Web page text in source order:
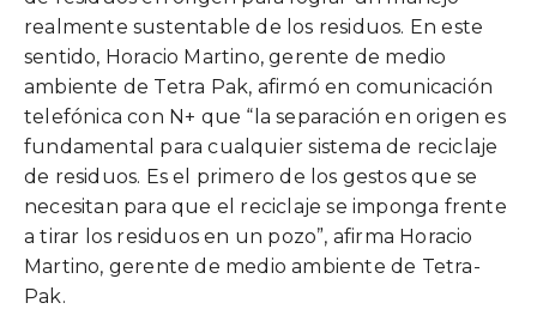
realmente sustentable de los residuos. En este
sentido, Horacio Martino, gerente de medio
ambiente de Tetra Pak, afirmó en comunicación
telefónica con N+ que “la separación en origen es
fundamental para cualquier sistema de reciclaje
de residuos. Es el primero de los gestos que se
necesitan para que el reciclaje se imponga frente
a tirar los residuos en un pozo”, afirma Horacio
Martino, gerente de medio ambiente de Tetra-
Pak.